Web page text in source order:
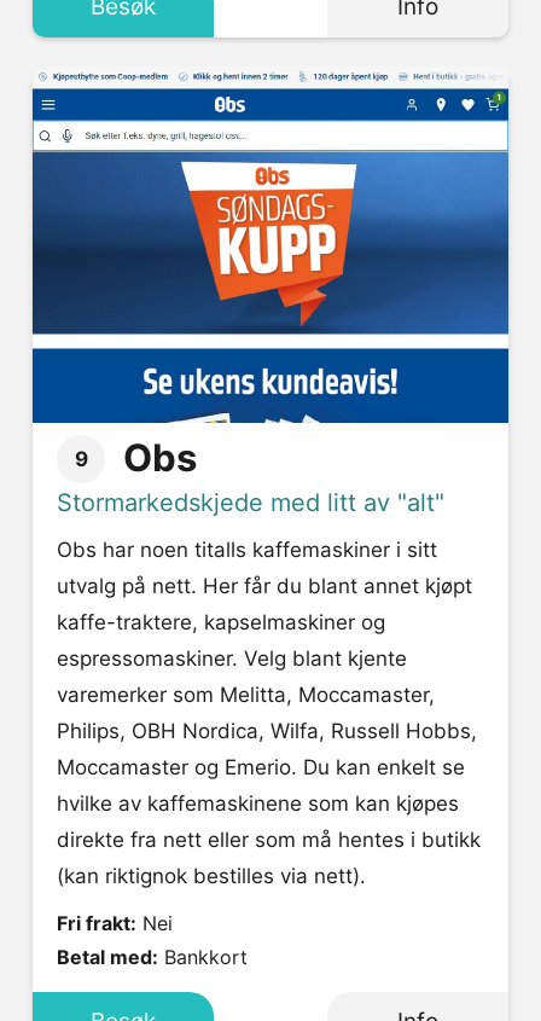
Besøk Info
9 Obs
Stormarkedskjede med litt av "alt"
Obs har noen titalls kaffemaskiner i sitt
utvalg på nett. Her får du blant annet kjøpt
kaffe-traktere, kapselmaskiner og
espressomaskiner. Velg blant kjente
varemerker som Melitta, Moccamaster,
Philips, OBH Nordica, Wilfa, Russell Hobbs,
Moccamaster og Emerio. Du kan enkelt se
hvilke av kaffemaskinene som kan kjøpes
direkte fra nett eller som må hentes i butikk
(kan riktignok bestilles via nett).
Fri frakt: Nei
Betal med: Bankkort